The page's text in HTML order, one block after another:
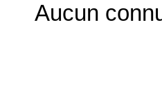
Aucun